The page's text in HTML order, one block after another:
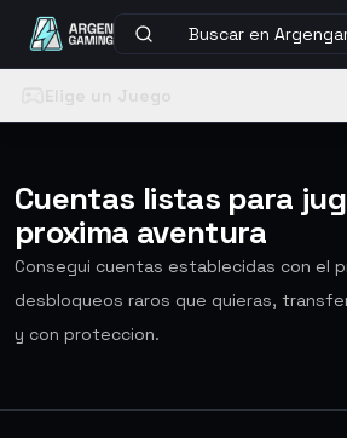
Buscar en
Cuentas listas para
proxima aventura
Consegui cuentas establecidas con el
desbloqueos raros que quieras,
y con proteccion.